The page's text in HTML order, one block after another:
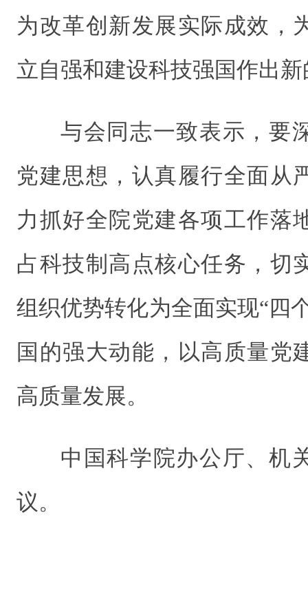
为改革创新发展实际成效，
立自强和建设科技强国作出
与会同志一致表示，要
党建思想，认真履行全面从
力抓好全院党建各项工作落
占科技制高点核心任务，切
组织优势转化为全面实现“四
国的强大动能，以高质量党
高质量发展。
中国科学院办公厅、机
议。